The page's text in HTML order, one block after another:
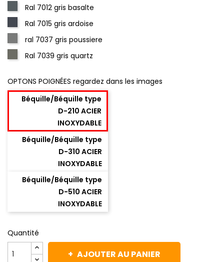
Ral 7012 gris basalte
Ral 7015 gris ardoise
ral 7037 gris poussiere
Ral 7039 gris quartz
OPTONS POIGNÉES regardez dans les images
Béquille/Béquille type
D-210 ACIER
INOXYDABLE
Béquille/Béquille type
D-310 ACIER
INOXYDABLE
Béquille/Béquille type
D-510 ACIER
INOXYDABLE
Quantité
AJOUTER AU PANIER